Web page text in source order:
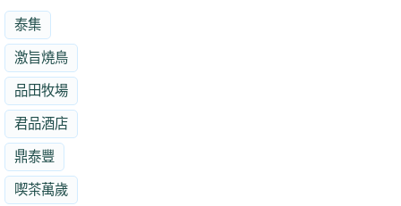
泰集
激旨燒鳥
品田牧場
君品酒店
鼎泰豐
喫茶萬歲